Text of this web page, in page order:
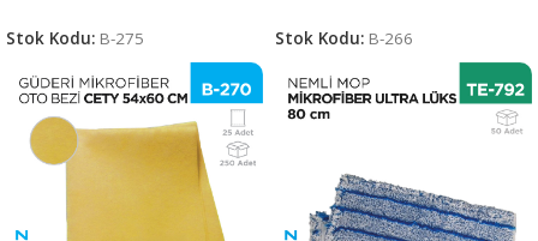
Stok Kodu: B-275 Stok Kodu: B-266